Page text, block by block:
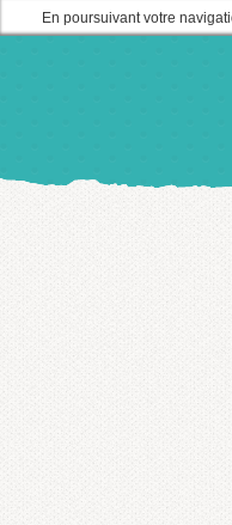
En poursuivant votre